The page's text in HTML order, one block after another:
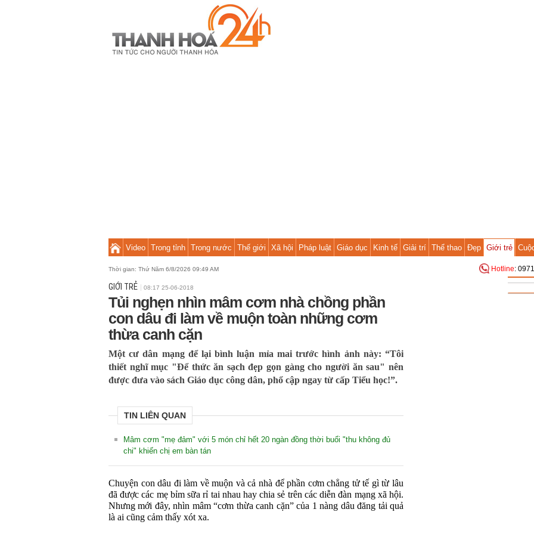
Video Trong tỉnh Trong nước Thế giới Xã hội Pháp luật Giáo dục Kinh tế Giải trí Thể thao Đẹp Giới trẻ
Thời gian: Thứ Năm 6/8/2026 09:49 AM Hotline:
GIỚI TRẺ 08:17 25-06-2018
Tủi nghẹn nhìn mâm cơm nhà chồng phần
con dâu đi làm về muộn toàn những cơm
thừa canh cặn
Một cư dân mạng để lại bình luận mỉa mai trước hình ảnh này: “Tôi
thiết nghĩ mục "Để thức ăn sạch đẹp gọn gàng cho người ăn sau" nên
được đưa vào sách Giáo dục công dân, phổ cập ngay từ cấp Tiểu học!”.
TIN LIÊN QUAN
Mâm cơm "mẹ đảm" với 5 món chỉ hết 20 ngàn đồng thời buổi "thu không đủ
chi" khiến chị em bàn tán
Chuyện con dâu đi làm về muộn và cả nhà để phần cơm chẳng tử tế gì từ lâu
đã được các mẹ bỉm sữa rỉ tai nhau hay chia sẻ trên các diễn đàn mạng xã hội.
Nhưng mới đây, nhìn mâm “cơm thừa canh cặn” của 1 nàng dâu đăng tải quả
là ai cũng cảm thấy xót xa.